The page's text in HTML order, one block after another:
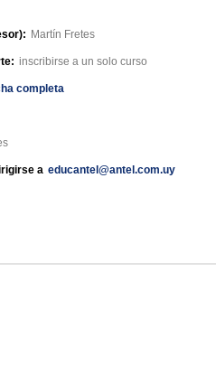
Martín Fretes
inscribirse a un solo curso
completa
a educantel@antel.com.uy